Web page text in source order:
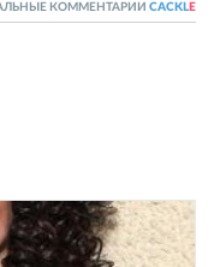
КОММЕНТАРИИ CACKL E